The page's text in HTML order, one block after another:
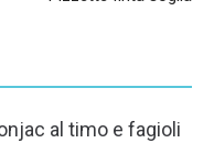
al timo e fagioli